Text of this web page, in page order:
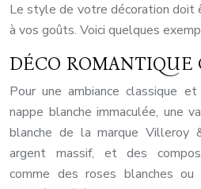
Le style de votre décoration doit
à vos goûts. Voici quelques
DÉCO ROMANTIQUE
Pour une ambiance classique
nappe blanche immaculée, une
blanche de la marque Villeroy
argent massif, et des
comme des roses blanches ou